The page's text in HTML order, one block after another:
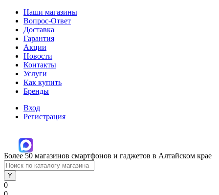
Наши магазины
Вопрос-Ответ
Доставка
Гарантия
Акции
Новости
Контакты
Услуги
Как купить
Бренды
Вход
Регистрация
Более 50 магазинов смартфонов и гаджетов в Алтайском крае
0